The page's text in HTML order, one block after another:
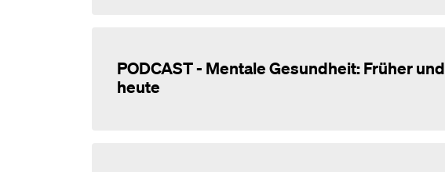
PODCAST - Mentale Gesundheit: Früher und
heute